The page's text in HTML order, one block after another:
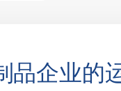
品企业的